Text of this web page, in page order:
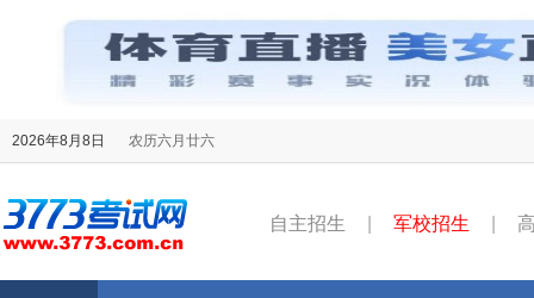
2026年8月8日 农历六月廿六
自主招生 军校招生